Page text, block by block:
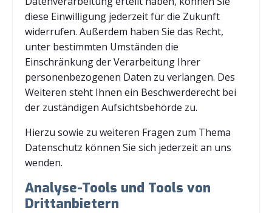
diese Einwilligung jederzeit für die Zukunft
widerrufen. Außerdem haben Sie das Recht,
unter bestimmten Umständen die
Einschränkung der Verarbeitung Ihrer
personenbezogenen Daten zu verlangen. Des
Weiteren steht Ihnen ein Beschwerderecht bei
der zuständigen Aufsichtsbehörde zu.
Hierzu sowie zu weiteren Fragen zum Thema
Datenschutz können Sie sich jederzeit an uns
wenden.
Analyse-Tools und Tools von
Dritt­anbietern